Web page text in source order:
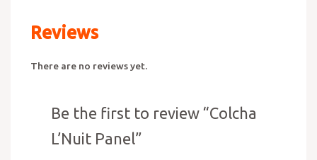
Reviews
There are no reviews yet.
Be the first to review “Colcha
L’Nuit Panel”